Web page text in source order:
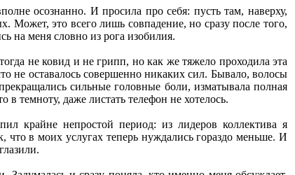
осознанно. И просила про себя: пусть там, наверху,
Может, это всего лишь совпадение, но сразу после того,
на меня словно из рога изобилия.
не ковид и не грипп, но как же тяжело проходила эта
не оставалось совершенно никаких сил. Бывало, волосы
сильные головные боли, изматывала полная
темноту, даже листать телефон не хотелось.
крайне непростой период: из лидеров коллектива я
что в моих услугах теперь нуждались гораздо меньше. И